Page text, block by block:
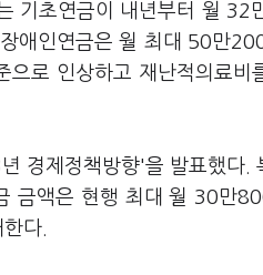
기초연금이 내년부터 월 32
애인연금은 월 최대 50만
로 인상하고 재난적의료비
경제정책방향'을 발표했다.
금액은 현행 최대 월 30만
다.